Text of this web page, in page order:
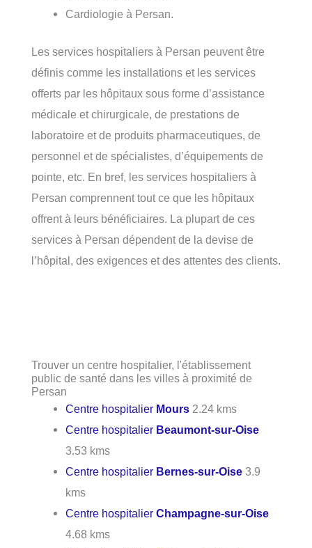
Cardiologie à Persan.
Les services hospitaliers à Persan peuvent être
définis comme les installations et les services
offerts par les hôpitaux sous forme d’assistance
médicale et chirurgicale, de prestations de
laboratoire et de produits pharmaceutiques, de
personnel et de spécialistes, d’équipements de
pointe, etc. En bref, les services hospitaliers à
Persan comprennent tout ce que les hôpitaux
offrent à leurs bénéficiaires. La plupart de ces
services à Persan dépendent de la devise de
l’hôpital, des exigences et des attentes des clients.
Trouver un centre hospitalier, l'établissement
public de santé dans les villes à proximité de
Persan
Centre hospitalier Mours 2.24 kms
Centre hospitalier Beaumont-sur-Oise
3.53 kms
Centre hospitalier Bernes-sur-Oise 3.9
kms
Centre hospitalierChampagne-sur-Oise
4.68 kms